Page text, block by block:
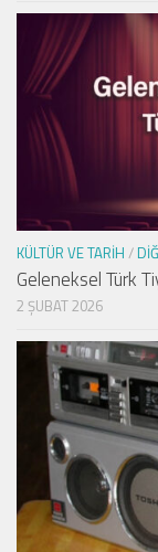
KÜLTÜR VE TARIH /
Geleneksel Türk
2 ŞUBAT 2026